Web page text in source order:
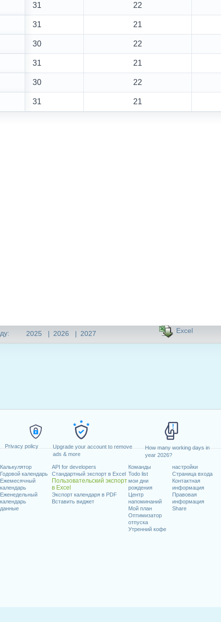
Privacy policy
Upgrade your account to remove
ads & more
How many working days in
year 2026?
Калькулятор
Годовой календарь
Ежемесячный
календарь
Еженедельный
календарь
данные
API for developers
Стандартный экспорт в Excel
Пользовательский экспорт
в Excel
Экспорт календаря в PDF
Вставить виджет
Команды
Todo list
мои дни
рождения
Центр
напоминаний
Мой план
Оптимизатор
отпуска
Утренний кофе
настройки
Страница входа
Контактная
информация
Правовая
информация
Share
2025 | 2026 | 2027 Excel
31 22
31 21
30 22
31 21
30 22
31 21